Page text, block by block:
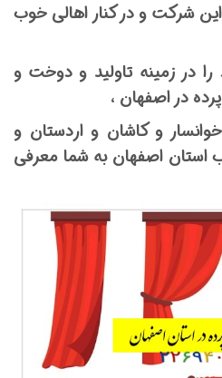
شرکت و در کنار اهالی خوب
در زمینه تاولید و دوخت و
در اصفهان ،
و کاشان و اردستان و
استان اصفهان به شما معرفی